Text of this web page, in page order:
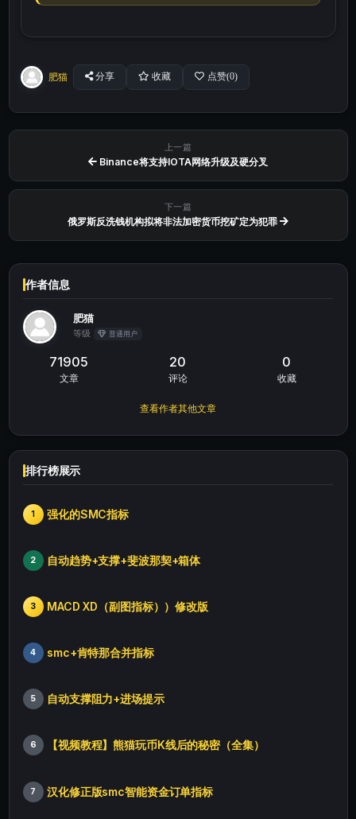
肥猫 分享 收藏 点赞(0)
上一篇
Binance将支持IOTA网络升级及硬分叉
下一篇
俄罗斯反洗钱机构拟将非法加密货币挖矿定为犯罪
作者信息
肥猫
等级 普通用户
71905
文章
20
评论
0
收藏
查看作者其他文章
排行榜展示
1 强化的SMC指标
2 自动趋势+支撑+斐波那契+箱体
3 MACD XD（副图指标））修改版
4 smc+肯特那合并指标
5 自动支撑阻力+进场提示
6 【视频教程】熊猫玩币K线后的秘密（全集）
7 汉化修正版smc智能资金订单指标